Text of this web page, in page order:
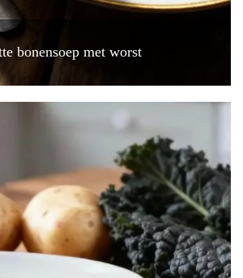
bonensoep met worst